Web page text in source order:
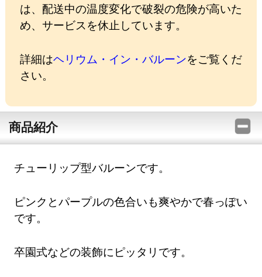
は、配送中の温度変化で破裂の危険が高いた
め、サービスを休止しています。
詳細はヘリウム・イン・バルーンをご覧くだ
さい。
商品紹介
チューリップ型バルーンです。
ピンクとパープルの色合いも爽やかで春っぽい
です。
卒園式などの装飾にピッタリです。